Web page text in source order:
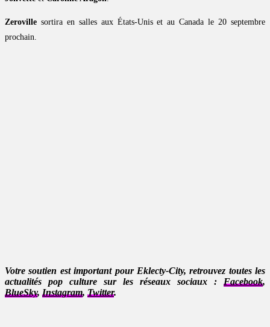
Zeroville sortira en salles aux États-Unis et au Canada le 20 septembre
prochain.
Votre soutien est important pour Eklecty-City, retrouvez toutes les
actualités pop culture sur les réseaux sociaux : Facebook,
BlueSky, Instagram, Twitter.